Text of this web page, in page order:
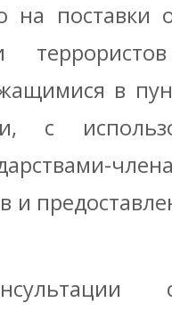
на поставки
в
с
и
с